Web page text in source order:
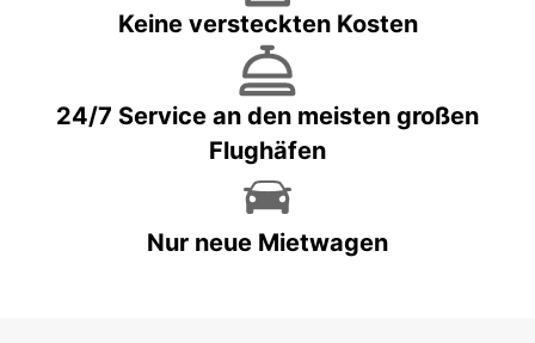
Keine versteckten Kosten
24/7 Service an den meisten großen
Flughäfen
Nur neue Mietwagen